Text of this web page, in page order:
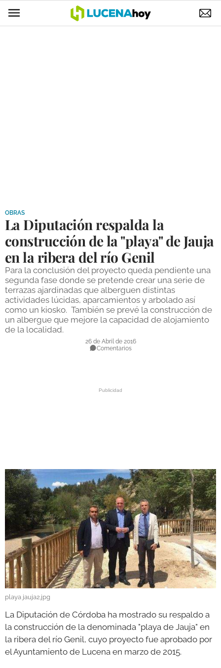
DEPORTES
COMPETICIONES
DEPORTE BASE
OPINIÓN
VENTANA CIUDADANA
CÓRDOBA
OBRAS
La Diputación respalda la
construcción de la "playa" de Jauja
en la ribera del río Genil
Para la conclusión del proyecto queda pendiente una
segunda fase donde se pretende crear una serie de
terrazas ajardinadas que alberguen distintas
actividades lúcidas, aparcamientos y arbolado así
como un kiosko. También se prevé la construcción de
un albergue que mejore la capacidad de alojamiento
de la localidad.
26 de Abril de 2016
Comentarios
playa jauja2.jpg
La Diputación de Córdoba ha mostrado su respaldo a
la construcción de la denominada "playa de Jauja" en
la ribera del río Genil, cuyo proyecto fue aprobado por
el Ayuntamiento de Lucena en marzo de 2015.